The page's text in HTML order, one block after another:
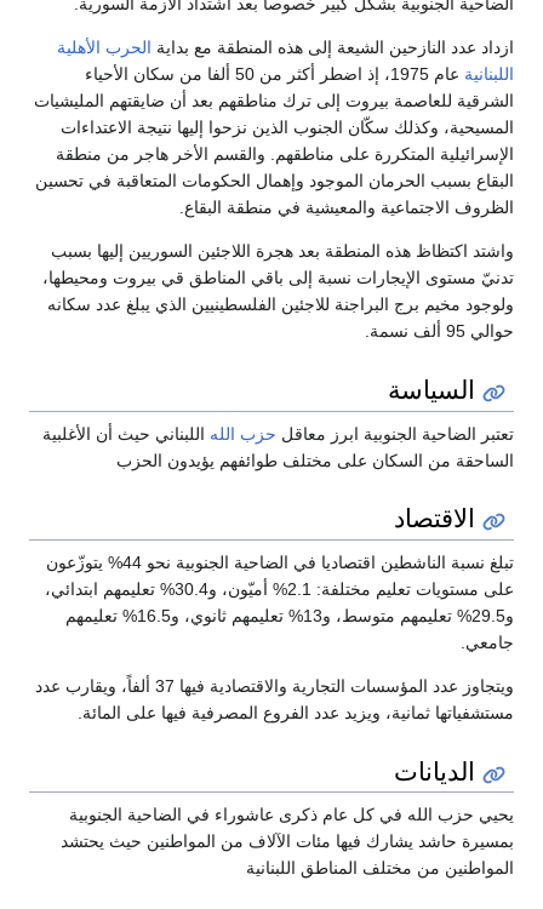
ازداد عدد النازحين الشيعة إلى هذه المنطقة مع بداية الحرب الأهلية
اللبنانية
عام 1975، إذ اضطر أكثر من 50 ألفا من سكان الأحياء
الشرقية للعاصمة بيروت إلى ترك مناطقهم بعد أن ضايقتهم المليشيات
المسيحية، وكذلك سكّان الجنوب الذين نزحوا إليها نتيجة الاعتداءات
الإسرائيلية المتكررة على مناطقهم. والقسم الأخر هاجر من منطقة
البقاع بسبب الحرمان الموجود وإهمال الحكومات المتعاقبة في تحسين
الظروف الاجتماعية والمعيشية في منطقة البقاع.
واشتد اكتظاظ هذه المنطقة بعد هجرة اللاجئين السوريين إليها بسبب
تدنيّ مستوى الإيجارات نسبة إلى باقي المناطق قي بيروت ومحيطها،
ولوجود مخيم برج البراجنة للاجئين الفلسطينيين الذي يبلغ عدد سكانه
حوالي 95 ألف نسمة.
السياسة
تعتبر الضاحية الجنوبية ابرز معاقل حزب الله اللبناني حيث أن الأغلبية
الساحقة من السكان على مختلف طوائفهم يؤيدون الحزب
الاقتصاد
تبلغ نسبة الناشطين اقتصاديا في الضاحية الجنوبية نحو 44% يتوزّعون
على مستويات تعليم مختلفة: 2.1% أميّون، و30.4% تعليمهم ابتدائي،
و29.5% تعليمهم متوسط، و13% تعليمهم ثانوي، و16.5% تعليمهم
جامعي.
ويتجاوز عدد المؤسسات التجارية والاقتصادية فيها 37 ألفاً، ويقارب عدد
مستشفياتها ثمانية، ويزيد عدد الفروع المصرفية فيها على المائة.
الديانات
يحيي حزب الله في كل عام ذكرى عاشوراء في الضاحية الجنوبية
بمسيرة حاشد يشارك فيها مئات الآلاف من المواطنين حيث يحتشد
المواطنين من مختلف المناطق اللبنانية